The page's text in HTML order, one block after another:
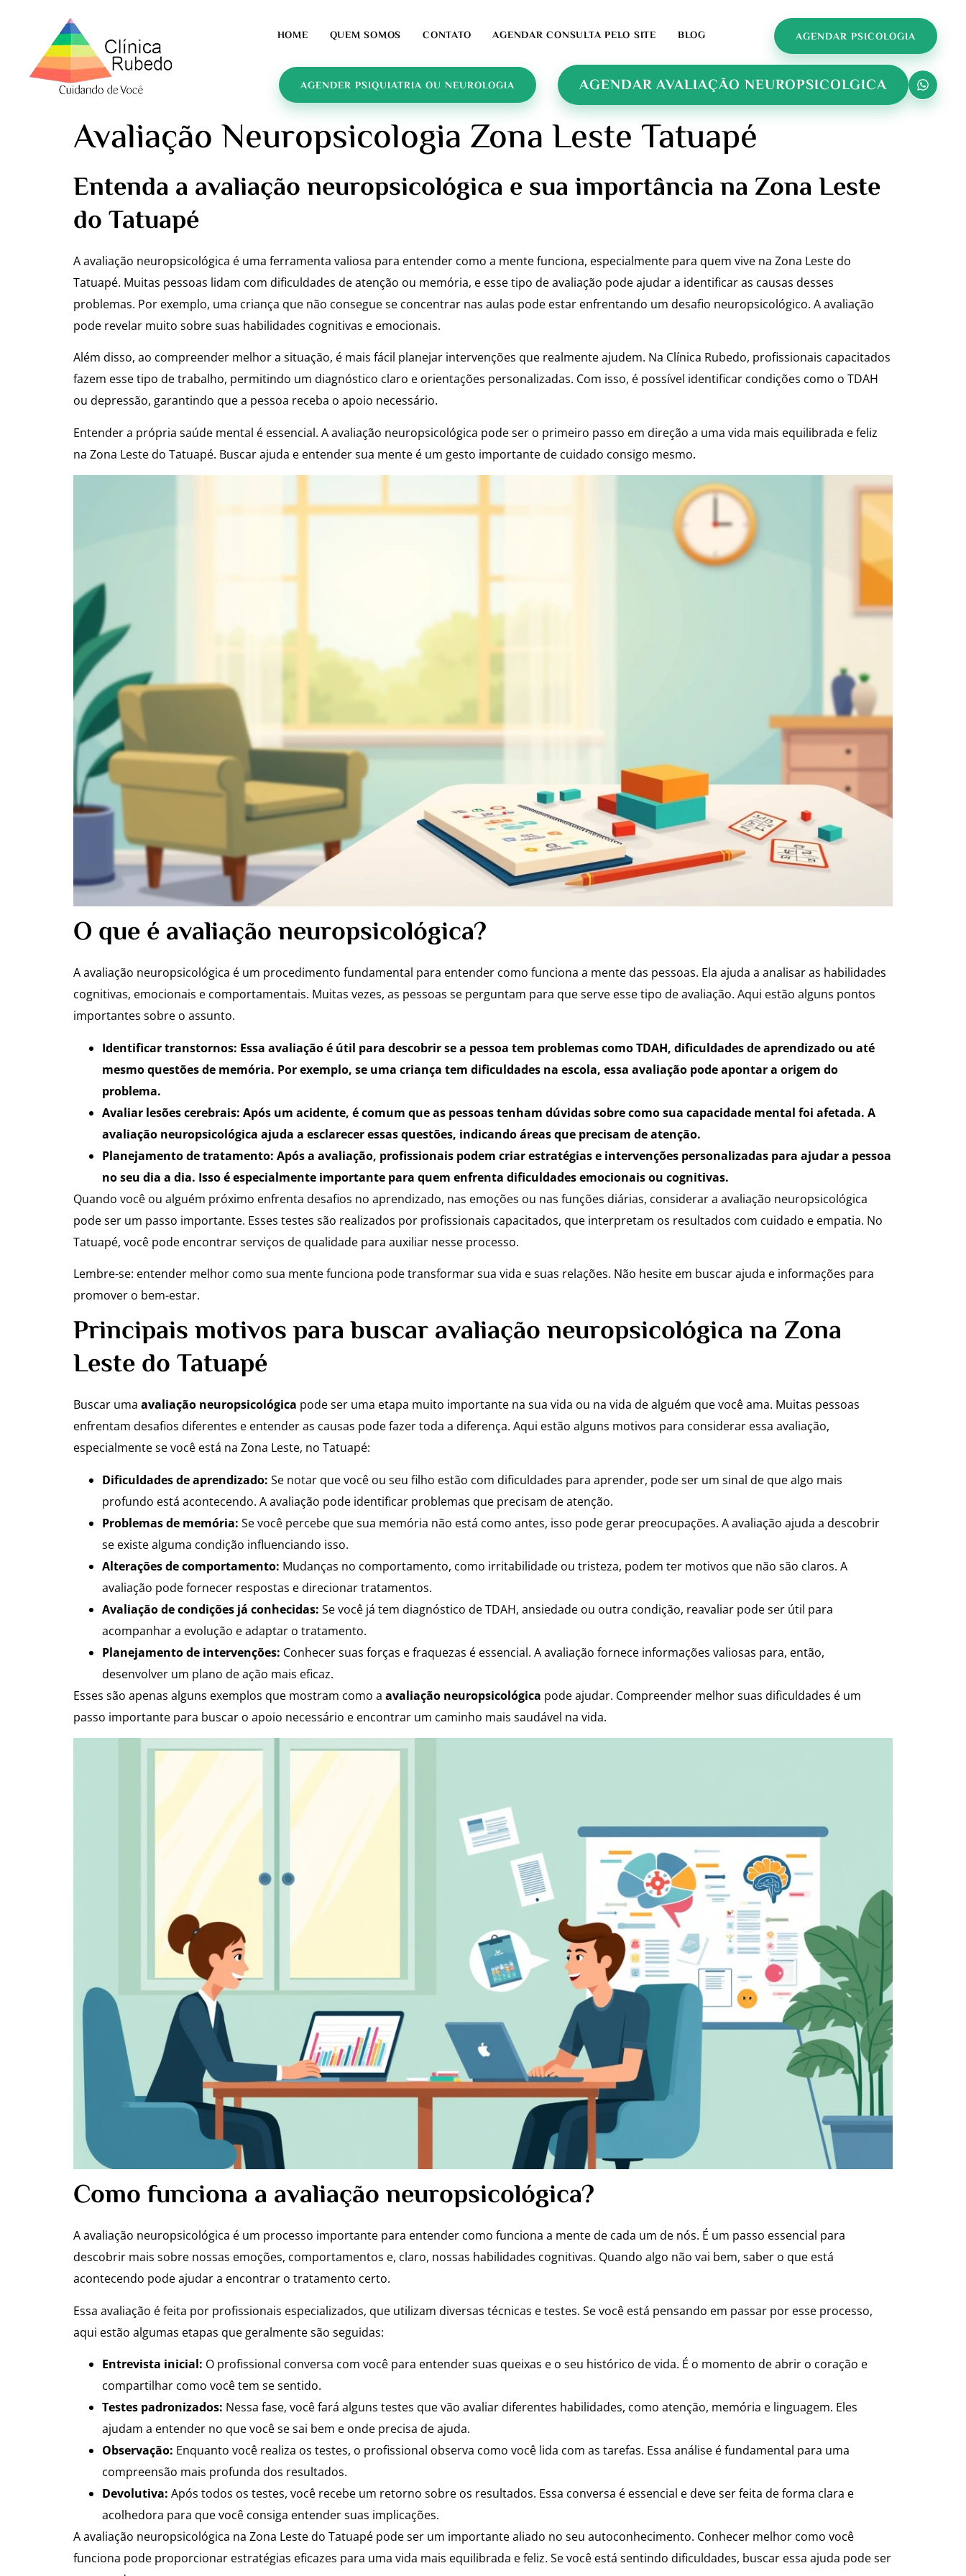
HOME QUEM SOMOS CONTATO AGENDAR CONSULTA PELO SITE BLOG AGENDAR PSICOLOGIA
AGENDER PSIQUIATRIA OU NEUROLOGIA AGENDAR AVALIAÇÃO NEUROPSICOLGICA
Avaliação Neuropsicologia Zona Leste Tatuapé
Entenda a avaliação neuropsicológica e sua importância na Zona Leste
do Tatuapé
A avaliação neuropsicológica é uma ferramenta valiosa para entender como a mente funciona, especialmente para quem vive na Zona Leste do
Tatuapé. Muitas pessoas lidam com dificuldades de atenção ou memória, e esse tipo de avaliação pode ajudar a identificar as causas desses
problemas. Por exemplo, uma criança que não consegue se concentrar nas aulas pode estar enfrentando um desafio neuropsicológico. A avaliação
pode revelar muito sobre suas habilidades cognitivas e emocionais.
Além disso, ao compreender melhor a situação, é mais fácil planejar intervenções que realmente ajudem. Na Clínica Rubedo, profissionais capacitados
fazem esse tipo de trabalho, permitindo um diagnóstico claro e orientações personalizadas. Com isso, é possível identificar condições como o TDAH
ou depressão, garantindo que a pessoa receba o apoio necessário.
Entender a própria saúde mental é essencial. A avaliação neuropsicológica pode ser o primeiro passo em direção a uma vida mais equilibrada e feliz
na Zona Leste do Tatuapé. Buscar ajuda e entender sua mente é um gesto importante de cuidado consigo mesmo.
O que é avaliação neuropsicológica?
A avaliação neuropsicológica é um procedimento fundamental para entender como funciona a mente das pessoas. Ela ajuda a analisar as habilidades
cognitivas, emocionais e comportamentais. Muitas vezes, as pessoas se perguntam para que serve esse tipo de avaliação. Aqui estão alguns pontos
importantes sobre o assunto.
Identificar transtornos: Essa avaliação é útil para descobrir se a pessoa tem problemas como TDAH, dificuldades de aprendizado ou até
mesmo questões de memória. Por exemplo, se uma criança tem dificuldades na escola, essa avaliação pode apontar a origem do
problema.
Avaliar lesões cerebrais: Após um acidente, é comum que as pessoas tenham dúvidas sobre como sua capacidade mental foi afetada. A
avaliação neuropsicológica ajuda a esclarecer essas questões, indicando áreas que precisam de atenção.
Planejamento de tratamento: Após a avaliação, profissionais podem criar estratégias e intervenções personalizadas para ajudar a pessoa
no seu dia a dia. Isso é especialmente importante para quem enfrenta dificuldades emocionais ou cognitivas.
Quando você ou alguém próximo enfrenta desafios no aprendizado, nas emoções ou nas funções diárias, considerar a avaliação neuropsicológica
pode ser um passo importante. Esses testes são realizados por profissionais capacitados, que interpretam os resultados com cuidado e empatia. No
Tatuapé, você pode encontrar serviços de qualidade para auxiliar nesse processo.
Lembre-se: entender melhor como sua mente funciona pode transformar sua vida e suas relações. Não hesite em buscar ajuda e informações para
promover o bem-estar.
Principais motivos para buscar avaliação neuropsicológica na Zona
Leste do Tatuapé
Buscar uma avaliação neuropsicológica pode ser uma etapa muito importante na sua vida ou na vida de alguém que você ama. Muitas pessoas
enfrentam desafios diferentes e entender as causas pode fazer toda a diferença. Aqui estão alguns motivos para considerar essa avaliação,
especialmente se você está na Zona Leste, no Tatuapé:
Dificuldades de aprendizado: Se notar que você ou seu filho estão com dificuldades para aprender, pode ser um sinal de que algo mais
profundo está acontecendo. A avaliação pode identificar problemas que precisam de atenção.
Problemas de memória: Se você percebe que sua memória não está como antes, isso pode gerar preocupações. A avaliação ajuda a descobrir
se existe alguma condição influenciando isso.
Alterações de comportamento: Mudanças no comportamento, como irritabilidade ou tristeza, podem ter motivos que não são claros. A
avaliação pode fornecer respostas e direcionar tratamentos.
Avaliação de condições já conhecidas: Se você já tem diagnóstico de TDAH, ansiedade ou outra condição, reavaliar pode ser útil para
acompanhar a evolução e adaptar o tratamento.
Planejamento de intervenções: Conhecer suas forças e fraquezas é essencial. A avaliação fornece informações valiosas para, então,
desenvolver um plano de ação mais eficaz.
Esses são apenas alguns exemplos que mostram como a avaliação neuropsicológica pode ajudar. Compreender melhor suas dificuldades é um
passo importante para buscar o apoio necessário e encontrar um caminho mais saudável na vida.
Como funciona a avaliação neuropsicológica?
A avaliação neuropsicológica é um processo importante para entender como funciona a mente de cada um de nós. É um passo essencial para
descobrir mais sobre nossas emoções, comportamentos e, claro, nossas habilidades cognitivas. Quando algo não vai bem, saber o que está
acontecendo pode ajudar a encontrar o tratamento certo.
Essa avaliação é feita por profissionais especializados, que utilizam diversas técnicas e testes. Se você está pensando em passar por esse processo,
aqui estão algumas etapas que geralmente são seguidas:
Entrevista inicial: O profissional conversa com você para entender suas queixas e o seu histórico de vida. É o momento de abrir o coração e
compartilhar como você tem se sentido.
Testes padronizados: Nessa fase, você fará alguns testes que vão avaliar diferentes habilidades, como atenção, memória e linguagem. Eles
ajudam a entender no que você se sai bem e onde precisa de ajuda.
Observação: Enquanto você realiza os testes, o profissional observa como você lida com as tarefas. Essa análise é fundamental para uma
compreensão mais profunda dos resultados.
Devolutiva: Após todos os testes, você recebe um retorno sobre os resultados. Essa conversa é essencial e deve ser feita de forma clara e
acolhedora para que você consiga entender suas implicações.
A avaliação neuropsicológica na Zona Leste do Tatuapé pode ser um importante aliado no seu autoconhecimento. Conhecer melhor como você
funciona pode proporcionar estratégias eficazes para uma vida mais equilibrada e feliz. Se você está sentindo dificuldades, buscar essa ajuda pode ser